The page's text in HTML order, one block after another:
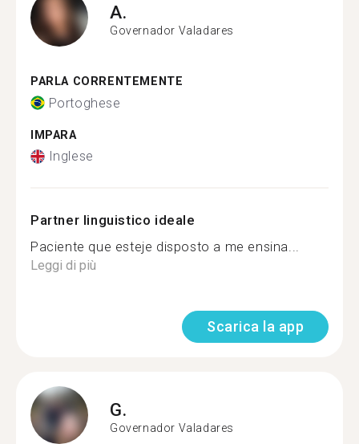
A.
Governador Valadares
PARLA CORRENTEMENTE
Portoghese
IMPARA
Inglese
Partner linguistico ideale
Paciente que esteje disposto a me ensina...
Leggi di più
Scarica la app
G.
Governador Valadares